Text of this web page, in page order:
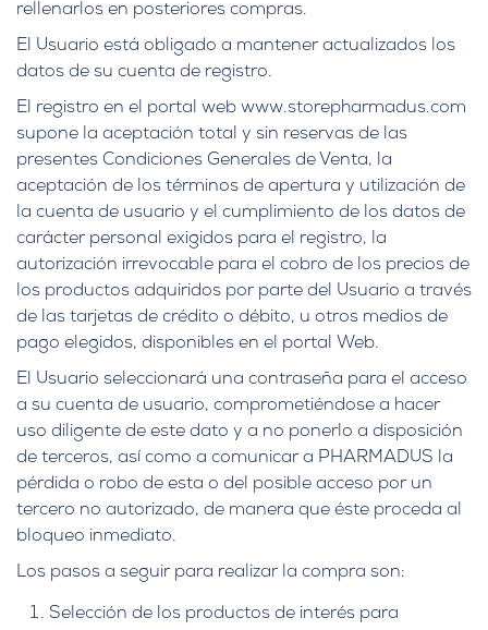
rellenarlos en posteriores compras.
El Usuario está obligado a mantener actualizados los
datos de su cuenta de registro.
El registro en el portal web www.storepharmadus.com
supone la aceptación total y sin reservas de las
presentes Condiciones Generales de Venta, la
aceptación de los términos de apertura y utilización de
la cuenta de usuario y el cumplimiento de los datos de
carácter personal exigidos para el registro, la
autorización irrevocable para el cobro de los precios de
los productos adquiridos por parte del Usuario a través
de las tarjetas de crédito o débito, u otros medios de
pago elegidos, disponibles en el portal Web.
El Usuario seleccionará una contraseña para el acceso
a su cuenta de usuario, comprometiéndose a hacer
uso diligente de este dato y a no ponerlo a disposición
de terceros, así como a comunicar a PHARMADUS la
pérdida o robo de esta o del posible acceso por un
tercero no autorizado, de manera que éste proceda al
bloqueo inmediato.
Los pasos a seguir para realizar la compra son:
Selección de los productos de interés para